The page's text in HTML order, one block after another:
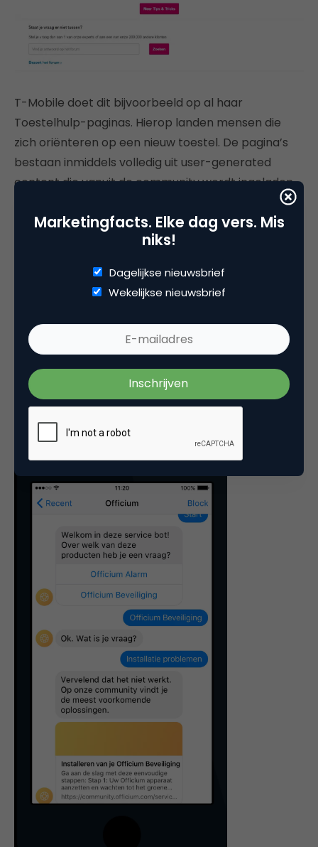
T-Mobile doet dit bijvoorbeeld op al haar
Toestelhulp-paginas. Hierop landen mensen die
zich oriënteren op een nieuw toestel. De pagina’s
bestaan inmiddels volledig uit user-generated
content die vanuit de community wordt ingeladen.
moderatie laat T-Mobile de meest relevante en
actuele informatie van andere gebruikers zien per
met enkel statische content.
virtuele assistenten. Zie onderstaand voorbeeld
waarbij een bot kan verwijzen naartips & tricksvan
andere gebruikers. De bot wordt gevoed door
gevoed door gesprekken uit de community.
Marketingfacts. Elke dag vers. Mis
niks!
Dagelijkse nieuwsbrief
Wekelijkse nieuwsbrief